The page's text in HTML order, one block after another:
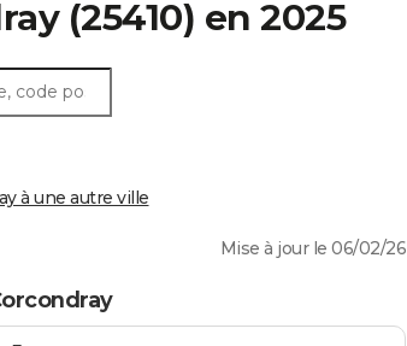
(25410) en 2025
à une autre ville
Mise à jour le 06/02/26